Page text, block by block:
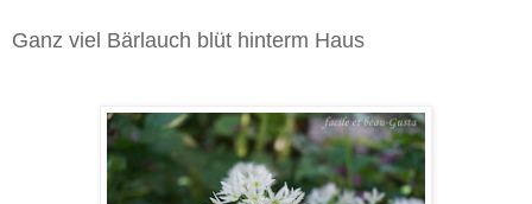
Ganz viel Bärlauch blüt hinterm Haus